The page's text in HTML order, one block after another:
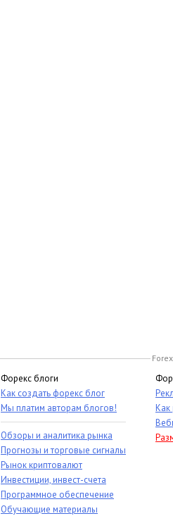
Форекс блоги
Как создать форекс блог
Мы платим авторам блогов!
Обзоры и аналитика рынка
Прогнозы и торговые сигналы
Рынок криптовалют
Инвестиции, инвест-счета
Программное обеспечение
Обучающие материалы
Как